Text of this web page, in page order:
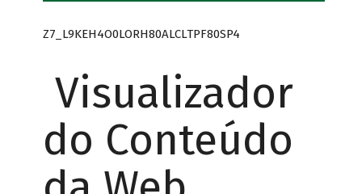
Z7_L9KEH4O0LORH80ALCLTPF80SP4
Visualizador
do Conteúdo